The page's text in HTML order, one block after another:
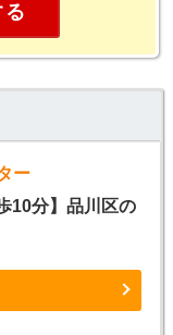
ー
10分】品川区の